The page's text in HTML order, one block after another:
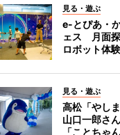
見る・遊ぶ
e-とぴあ・
ェス 月面
ロボット体
見る・遊ぶ
高松「やし
山口一郎さ
「ことちゃ